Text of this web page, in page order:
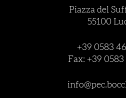
Piazza del
55100
+39 0583
Fax: +39